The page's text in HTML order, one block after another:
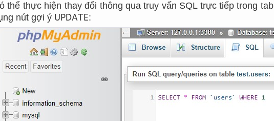
thể thực hiện thay đổi thông qua truy vấn SQL trực tiếp trong tab
nút gợi ý UPDATE: